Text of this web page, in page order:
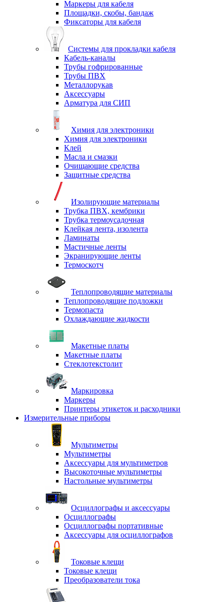
Маркеры для кабеля
Площадки, скобы, бандаж
Фиксаторы для кабеля
Системы для прокладки кабеля
Кабель-каналы
Трубы гофрированные
Трубы ПВХ
Металлорукав
Аксессуары
Арматура для СИП
Химия для электроники
Химия для электроники
Клей
Масла и смазки
Очищающие средства
Защитные средства
Изолирующие материалы
Трубка ПВХ, кембрики
Трубка термоусадочная
Клейкая лента, изолента
Ламинаты
Мастичные ленты
Экранирующие ленты
Термоскотч
Теплопроводящие материалы
Теплопроводящие подложки
Термопаста
Охлаждающие жидкости
Макетные платы
Макетные платы
Стеклотекстолит
Маркировка
Маркеры
Принтеры этикеток и расходники
Измерительные приборы
Мультиметры
Мультиметры
Аксессуары для мультиметров
Высокоточные мультиметры
Настольные мультиметры
Осциллографы и аксессуары
Осциллографы
Осциллографы портативные
Аксессуары для осциллографов
Токовые клещи
Токовые клещи
Преобразователи тока